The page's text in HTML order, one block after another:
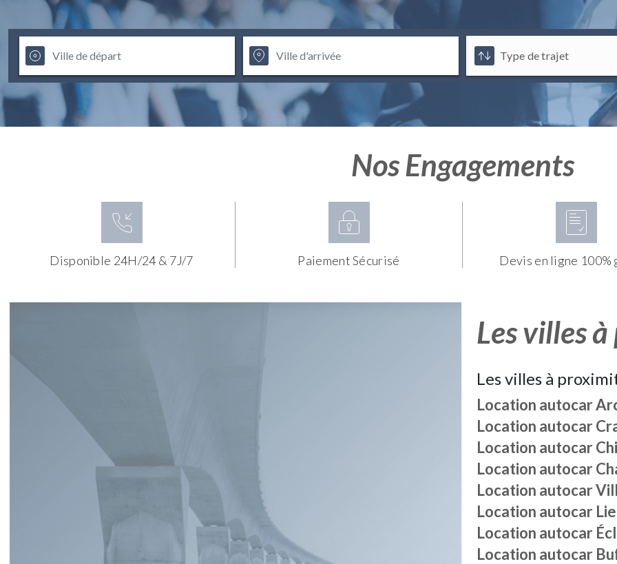
Nos Engagements
Disponible 24H/24 & 7J/7 Paiement Sécurisé Devis en ligne
Les villes
Les villes à
Location autocar
Location autocar
Location autocar
Location autocar
Location autocar
Location autocar
Location autocar
Location autocar